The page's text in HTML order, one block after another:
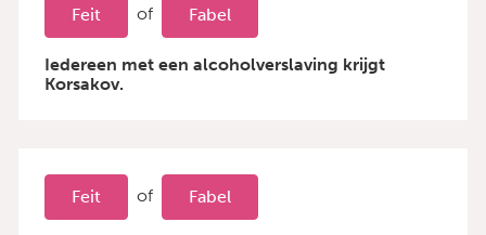
Feit of Fabel
Iedereen met een alcoholverslaving krijgt
Korsakov.
Feit of Fabel